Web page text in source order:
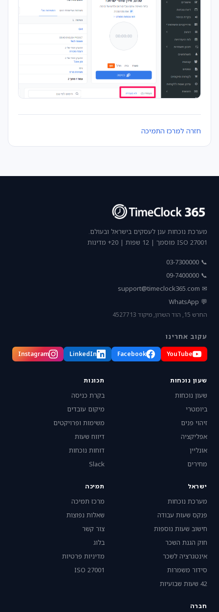
חזרה למרכז התמיכה
מערכת נוכחות ענן לעסקים בישראל ובעולם.
ISO 27001 מוסמך | 12 שפות | 20+ מדינות
📞 03-7300000
📞 09-7400000
✉
support@timeclock365.com
💬 WhatsApp
החרש 15, הוד השרון, מיקוד 4527713
עקוב אחרינו
YouTube
Facebook
LinkedIn
Instagram
שעון נוכחות
שעון נוכחות
ביומטרי
זיהוי פנים
אפליקציה
אונליין
מחירים
תכונות
בקרת כניסה
מיקום עובדים
משימות ופרויקטים
דיווח שעות
דוחות נוכחות
Slack
ישראל
מערכת נוכחות
פנקס שעות עבודה
חישוב שעות נוספות
חוק הגנת השכר
אינטגרציה לשכר
סידור משמרות
42 שעות שבועיות
תמיכה
מרכז תמיכה
שאלות נפוצות
צור קשר
בלוג
מדיניות פרטיות
ISO 27001
חברה